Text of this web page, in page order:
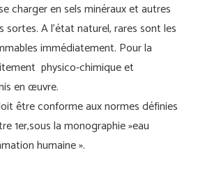
charger en sels minéraux et autres
A l’état naturel, rares sont les
immédiatement. Pour la
physico-chimique et
en œuvre.
être conforme aux normes définies
1er,sous la monographie »eau
humaine ».